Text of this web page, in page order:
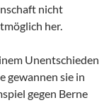
nicht
her.
Unentschieden
gewannen sie in
gegen Berne